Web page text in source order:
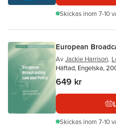
Skickas inom 7-10
European
Av Jackie Harrison,
Häftad, Engelska,
649 kr
Skickas inom 7-10